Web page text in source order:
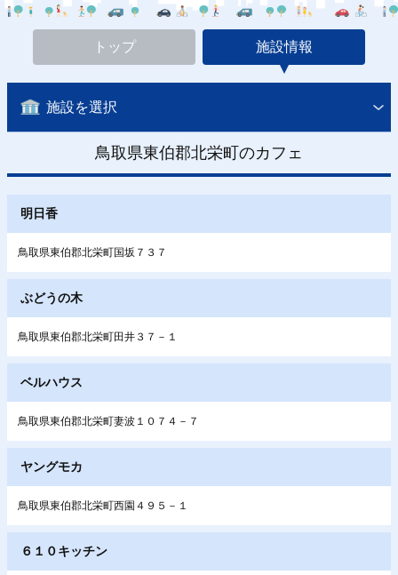
トップ 施設情報
施設を選択
鳥取県東伯郡北栄町のカフェ
明日香
鳥取県東伯郡北栄町国坂７３７
ぶどうの木
鳥取県東伯郡北栄町田井３７－１
ベルハウス
鳥取県東伯郡北栄町妻波１０７４－７
ヤングモカ
鳥取県東伯郡北栄町西園４９５－１
６１０キッチン